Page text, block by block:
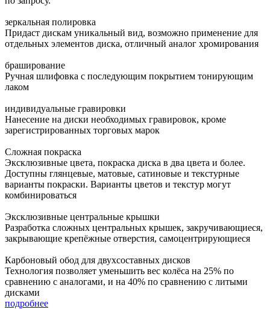
зеркальная полировка
Придаст дискам уникальный вид, возможно применение для
отдельных элементов диска, отличный аналог хромирования
браширование
Ручная шлифовка с последующим покрытием тонирующим
лаком
индивидуальные гравировки
Нанесение на диски необходимых гравировок, кроме
зарегистрированных торговых марок
Сложная покраска
Эксклюзивные цвета, покраска диска в два цвета и более.
Доступны глянцевые, матовые, сатиновые и текстурные
варианты покраски. Варианты цветов и текстур могут
комбинироваться
Эксклюзивные центральные крышки
Разработка сложных центральных крышек, закручивающиеся,
закрывающие крепёжные отверстия, самоцентрирующиеся
Карбоновый обод для двухсоставных дисков
Технология позволяет уменьшить вес колёса на 25% по
сравнению с аналогами, и на 40% по сравнению с литыми
дисками
подробнее